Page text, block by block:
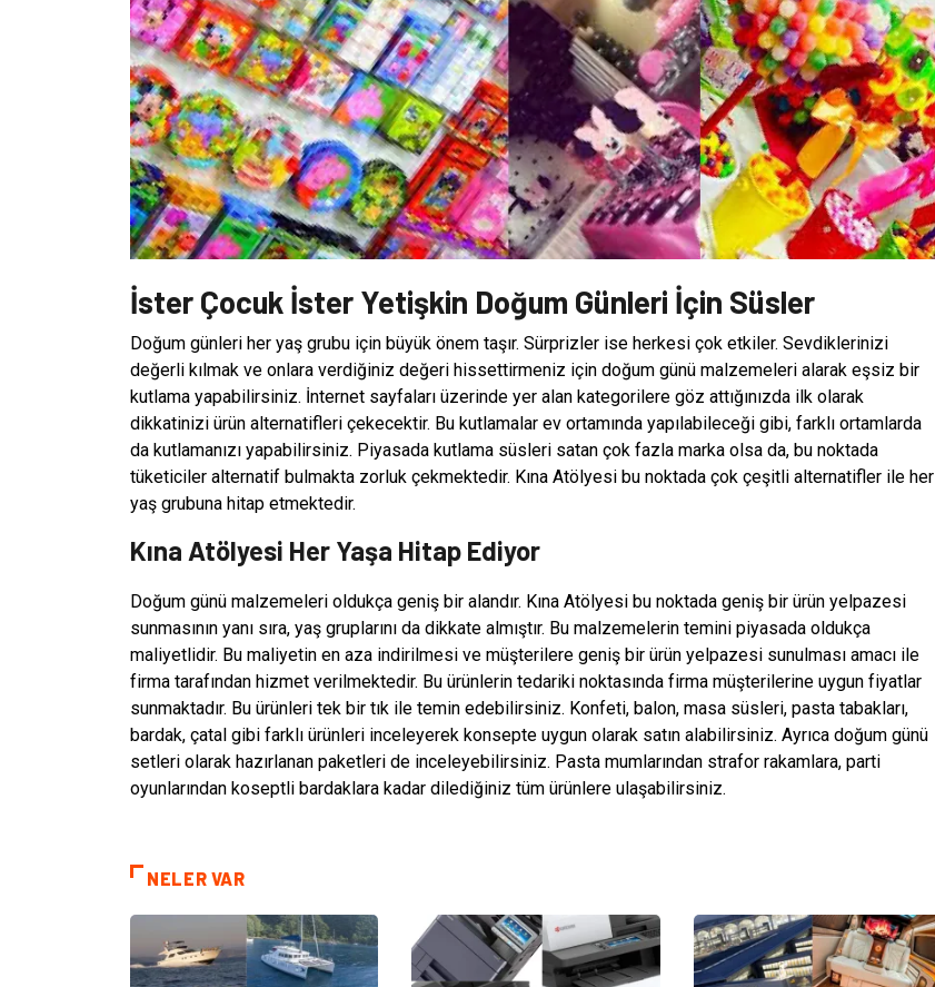
İster Çocuk İster Yetişkin Doğum Günleri İçin Süsler
Doğum günleri her yaş grubu için büyük önem taşır. Sürprizler ise herkesi çok etkiler. Sevdiklerinizi
değerli kılmak ve onlara verdiğiniz değeri hissettirmeniz için doğum günü malzemeleri alarak eşsiz bir
kutlama yapabilirsiniz. İnternet sayfaları üzerinde yer alan kategorilere göz attığınızda ilk olarak
dikkatinizi ürün alternatifleri çekecektir. Bu kutlamalar ev ortamında yapılabileceği gibi, farklı ortamlarda
da kutlamanızı yapabilirsiniz. Piyasada kutlama süsleri satan çok fazla marka olsa da, bu noktada
tüketiciler alternatif bulmakta zorluk çekmektedir. Kına Atölyesi bu noktada çok çeşitli alternatifler ile her
yaş grubuna hitap etmektedir.
Kına Atölyesi Her Yaşa Hitap Ediyor
Doğum günü malzemeleri oldukça geniş bir alandır. Kına Atölyesi bu noktada geniş bir ürün yelpazesi
sunmasının yanı sıra, yaş gruplarını da dikkate almıştır. Bu malzemelerin temini piyasada oldukça
maliyetlidir. Bu maliyetin en aza indirilmesi ve müşterilere geniş bir ürün yelpazesi sunulması amacı ile
firma tarafından hizmet verilmektedir. Bu ürünlerin tedariki noktasında firma müşterilerine uygun fiyatlar
sunmaktadır. Bu ürünleri tek bir tık ile temin edebilirsiniz. Konfeti, balon, masa süsleri, pasta tabakları,
bardak, çatal gibi farklı ürünleri inceleyerek konsepte uygun olarak satın alabilirsiniz. Ayrıca doğum günü
setleri olarak hazırlanan paketleri de inceleyebilirsiniz. Pasta mumlarından strafor rakamlara, parti
oyunlarından koseptli bardaklara kadar dilediğiniz tüm ürünlere ulaşabilirsiniz.
NELER VAR